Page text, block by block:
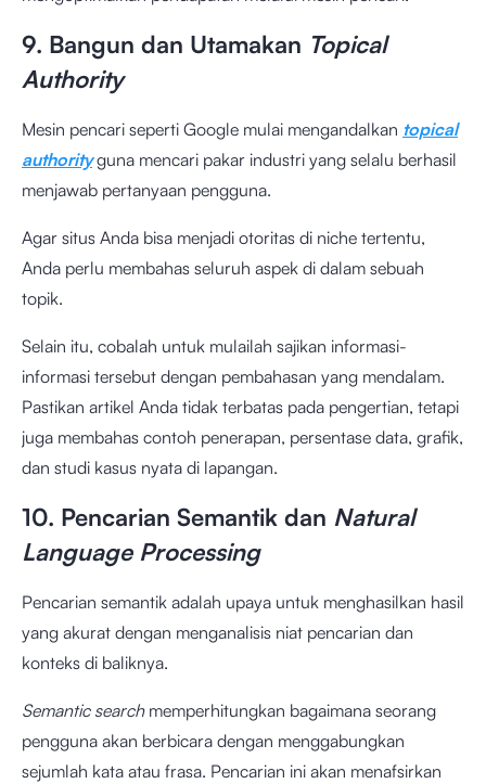
9. Bangun dan Utamakan Topical
Authority
Mesin pencari seperti Google mulai mengandalkan topical
authorityguna mencari pakar industri yang selalu berhasil
menjawab pertanyaan pengguna.
Agar situs Anda bisa menjadi otoritas di niche tertentu,
Anda perlu membahas seluruh aspek di dalam sebuah
topik.
Selain itu, cobalah untuk mulailah sajikan informasi-
informasi tersebut dengan pembahasan yang mendalam.
Pastikan artikel Anda tidak terbatas pada pengertian, tetapi
juga membahas contoh penerapan, persentase data, grafik,
dan studi kasus nyata di lapangan.
10. Pencarian Semantik dan Natural
Language Processing
Pencarian semantik adalah upaya untuk menghasilkan hasil
yang akurat dengan menganalisis niat pencarian dan
konteks di baliknya.
Semantic search memperhitungkan bagaimana seorang
pengguna akan berbicara dengan menggabungkan
sejumlah kata atau frasa. Pencarian ini akan menafsirkan